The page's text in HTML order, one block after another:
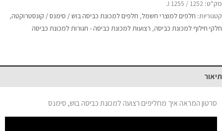
מק"ט: 1252 / 1255 J
קטגוריות: חלפים למוצרי חשמל, חלפים למכונת כביסה בוש / סימנס / קונסטרוקטה,
חלקי חילוף למכונת כביסה, רצועות למכונת כביסה - חגורות למכונת כביסה
תיאור
סרטון המראה איך מחליפים רצועה למכונת כביסה בוש, סימנס